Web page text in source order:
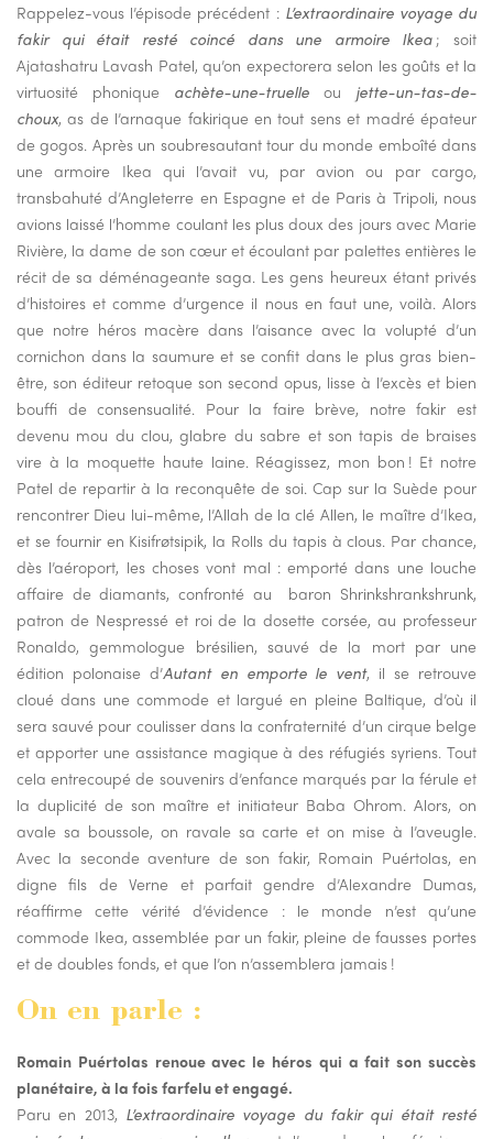
Rappelez-vous l’épisode précédent : L’extraordinaire voyage du
fakir qui était resté coincé dans une armoire Ikea ; soit
Ajatashatru Lavash Patel, qu’on expectorera selon les goûts et la
virtuosité phonique achète-une-truelle ou jette-un-tas-de-
choux, as de l’arnaque fakirique en tout sens et madré épateur
de gogos. Après un soubresautant tour du monde emboîté dans
une armoire Ikea qui l’avait vu, par avion ou par cargo,
transbahuté d’Angleterre en Espagne et de Paris à Tripoli, nous
avions laissé l’homme coulant les plus doux des jours avec Marie
Rivière, la dame de son cœur et écoulant par palettes entières le
récit de sa déménageante saga. Les gens heureux étant privés
d’histoires et comme d’urgence il nous en faut une, voilà. Alors
que notre héros macère dans l’aisance avec la volupté d’un
cornichon dans la saumure et se confit dans le plus gras bien-
être, son éditeur retoque son second opus, lisse à l’excès et bien
bouffi de consensualité. Pour la faire brève, notre fakir est
devenu mou du clou, glabre du sabre et son tapis de braises
vire à la moquette haute laine. Réagissez, mon bon ! Et notre
Patel de repartir à la reconquête de soi. Cap sur la Suède pour
rencontrer Dieu lui-même, l’Allah de la clé Allen, le maître d’Ikea,
et se fournir en Kisifrøtsipik, la Rolls du tapis à clous. Par chance,
dès l’aéroport, les choses vont mal : emporté dans une louche
affaire de diamants, confronté au baron Shrinkshrankshrunk,
patron de Nespressé et roi de la dosette corsée, au professeur
Ronaldo, gemmologue brésilien, sauvé de la mort par une
édition polonaise d’Autant en emporte le vent, il se retrouve
cloué dans une commode et largué en pleine Baltique, d’où il
sera sauvé pour coulisser dans la confraternité d’un cirque belge
et apporter une assistance magique à des réfugiés syriens. Tout
cela entrecoupé de souvenirs d’enfance marqués par la férule et
la duplicité de son maître et initiateur Baba Ohrom. Alors, on
avale sa boussole, on ravale sa carte et on mise à l’aveugle.
Avec la seconde aventure de son fakir, Romain Puértolas, en
digne fils de Verne et parfait gendre d’Alexandre Dumas,
réaffirme cette vérité d’évidence : le monde n’est qu’une
commode Ikea, assemblée par un fakir, pleine de fausses portes
et de doubles fonds, et que l’on n’assemblera jamais !
On en parle :
Romain Puértolas renoue avec le héros qui a fait son succès
planétaire, à la fois farfelu et engagé.
Paru en 2013, L’extraordinaire voyage du fakir qui était resté